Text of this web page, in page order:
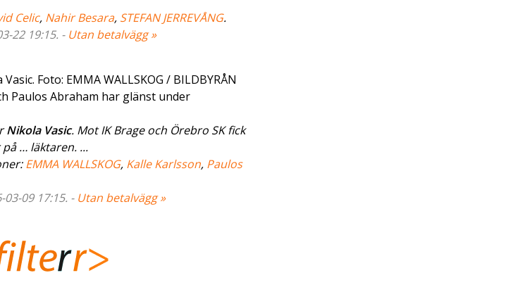
Celic, Nahir Besara, STEFAN JERREVÅNG.
22 19:15. - Utan betalvägg »
Foto: EMMA WALLSKOG / BILDBYRÅN
Paulos Abraham har glänst under
Nikola Vasic. Mot IK Brage och Örebro SK fick
… läktaren. ...
EMMA WALLSKOG, Kalle Karlsson, Paulos
09 17:15. - Utan betalvägg »